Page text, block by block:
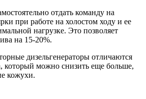
отдать команду на
при работе на холостом ходу и ее
нагрузке. Это позволяет
на 15-20%.
дизельгенераторы отличаются
можно снизить еще больше,
кожухи.